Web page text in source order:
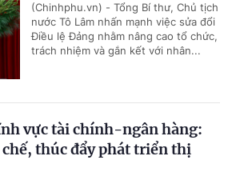
(Chinhphu.vn) - Tổng Bí thư, Chủ tịch
nước Tô Lâm nhấn mạnh việc sửa đổi
Điều lệ Đảng nhằm nâng cao tổ chức,
trách nhiệm và gắn kết với nhân...
vực tài chính-ngân hàng:
thúc đẩy phát triển thị